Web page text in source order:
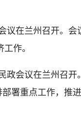
在兰州召开。会
作。
会议在兰州召开
署重点工作，推